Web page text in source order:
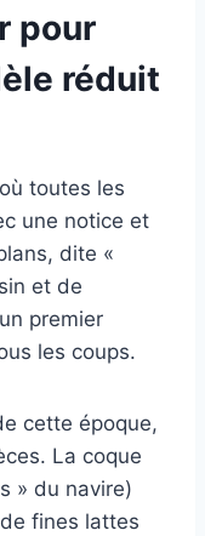
pour
réduit
toutes les
une notice et
dite «
et de
premier
les coups.
cette époque,
La coque
» du navire)
fines lattes